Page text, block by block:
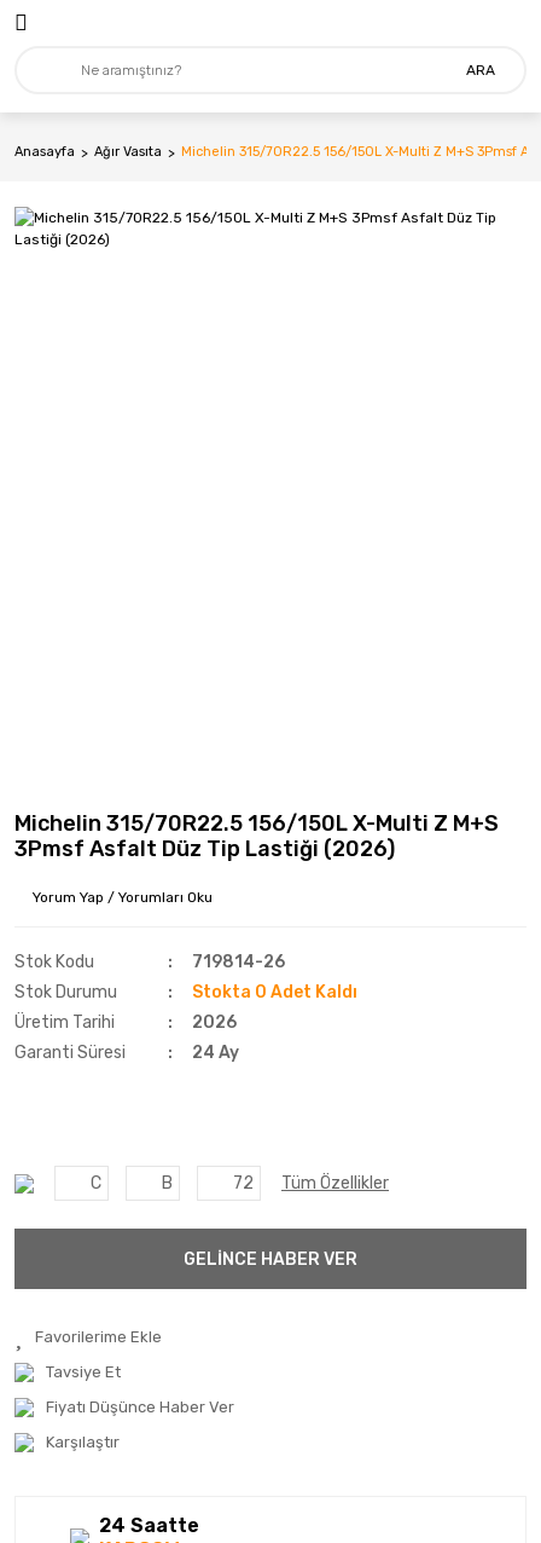
ARA
Anasayfa Ağır Vasıta Michelin 315/70R22.5 156/150L X-Multi Z M+S 3Pmsf
Michelin 315/70R22.5 156/150L X-Multi Z M+S
3Pmsf Asfalt Düz Tip Lastiği (2026)
Yorum Yap / Yorumları Oku
Stok Kodu
719814-26
Stok Durumu
Stokta 0 Adet Kaldı
Üretim Tarihi
2026
Garanti Süresi
24 Ay
C B 72 Tüm Özellikler
GELİNCE HABER VER
Tavsiye Et
Fiyatı Düşünce Haber Ver
Karşılaştır
24 Saatte